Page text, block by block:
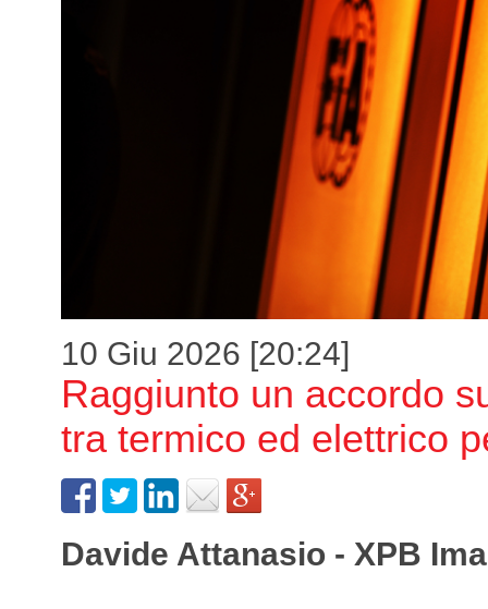
10 Giu 2026 [20:24]
Raggiunto un accordo
tra termico ed elettrico
Davide Attanasio - XPB